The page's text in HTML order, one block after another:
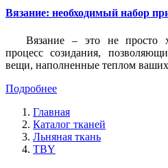
Вязание: необходимый набор
Вязание – это не просто
процесс созидания,
вещи, наполненные теплом
Подробнее
Главная
Каталог тканей
Льняная ткань
TBY